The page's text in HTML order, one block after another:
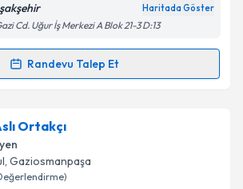
Haritada Göster
Cd. Uğur İş Merkezi A Blok 21-3 D:13
Randevu Talep Et
Talebi
Saraçiçin randevu takvimi talebi
bu uzmandan randevu almanız için bir
e-posta ile bilgilendireceğiz.
Ortakçı
, Gaziosmanpaşa